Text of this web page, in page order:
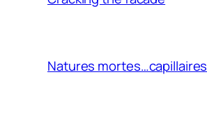
Natures mortes…capillaires